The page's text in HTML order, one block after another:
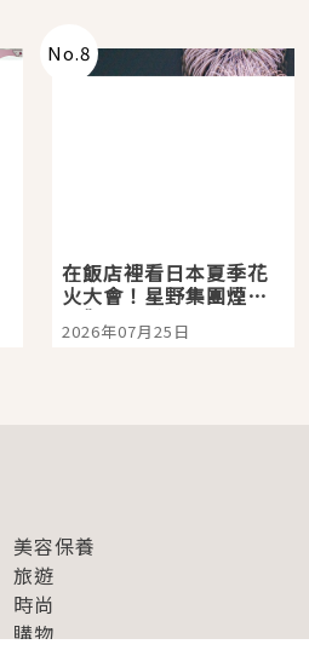
No.8
在飯店裡看日本夏季花
火大會！星野集團煙火
景觀飯店6選，讓你不用
人擠人悠閒欣賞
2026年07月25日
美容保養
旅遊
時尚
購物